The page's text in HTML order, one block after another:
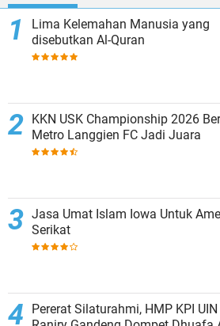
Lima Kelemahan Manusia yang
disebutkan Al-Quran
KKN USK Championship 2026
Metro Langgien FC Jadi Juara
Jasa Umat Islam Iowa Untuk
Serikat
Pererat Silaturahmi, HMP KPI UIN